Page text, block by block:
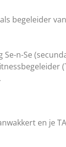
begeleider
n-Se
en je